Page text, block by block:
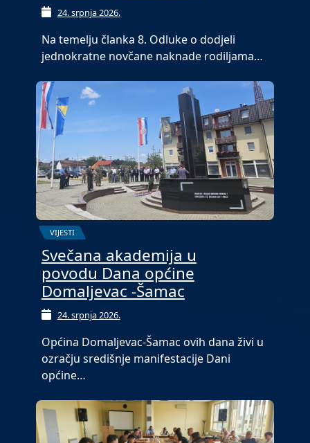
24. srpnja 2026.
Na temelju članka 8. Odluke o dodjeli
jednokratne novčane naknade rodiljama…
VIJESTI
Svečana akademija u
povodu Dana općine
Domaljevac -Šamac
24. srpnja 2026.
Općina Domaljevac-Šamac ovih dana živi u
ozračju središnje manifestacije Dani
općine…